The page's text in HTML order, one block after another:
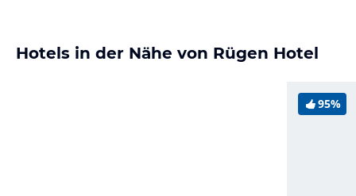
Hotels in der Nähe von Rügen Hotel
95%